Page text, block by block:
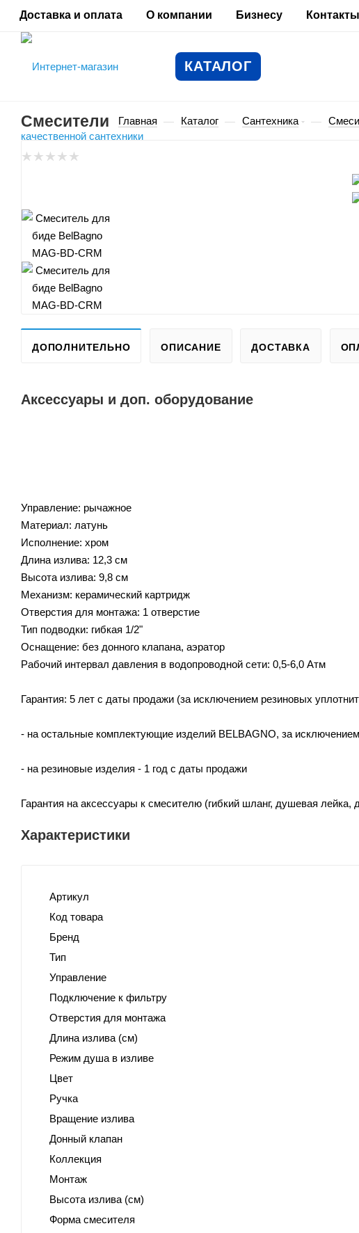
Доставка и оплата О компании Бизнесу Контакты
КАТАЛОГ
Смесители Главная — Каталог — Сантехника —
ДОПОЛНИТЕЛЬНО ОПИСАНИЕ ДОСТАВКА
Аксессуары и доп. оборудование
Управление: рычажное
Материал: латунь
Исполнение: хром
Длина излива: 12,3 см
Высота излива: 9,8 см
Механизм: керамический картридж
Отверстия для монтажа: 1 отверстие
Тип подводки: гибкая 1/2"
Оснащение: без донного клапана, аэратор
Рабочий интервал давления в водопроводной сети: 0,5-6,0 Атм
Гарантия: 5 лет с даты продажи (за исключением резиновых
- на остальные комплектующие изделий BELBAGNO, за
- на резиновые изделия - 1 год с даты продажи
Гарантия на аксессуары к смесителю (гибкий шланг, душевая лейка,
Характеристики
Артикул
Код товара
Бренд
Тип
Управление
Подключение к фильтру
Отверстия для монтажа
Длина излива (см)
Режим душа в изливе
Цвет
Ручка
Вращение излива
Донный клапан
Коллекция
Монтаж
Высота излива (см)
Форма смесителя